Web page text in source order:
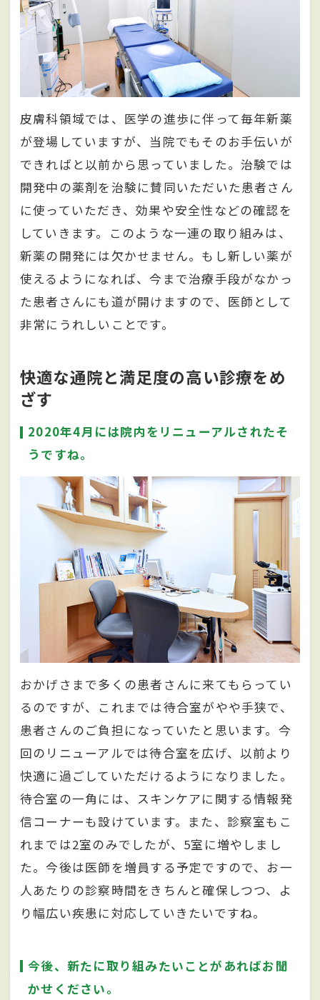
皮膚科領域では、医学の進歩に伴って毎年新薬
が登場していますが、当院でもそのお手伝いが
できればと以前から思っていました。治験では
開発中の薬剤を治験に賛同いただいた患者さん
に使っていただき、効果や安全性などの確認を
していきます。このような一連の取り組みは、
新薬の開発には欠かせません。もし新しい薬が
使えるようになれば、今まで治療手段がなかっ
た患者さんにも道が開けますので、医師として
非常にうれしいことです。
快適な通院と満足度の高い診療をめ
ざす
2020年4月には院内をリニューアルされたそ
うですね。
おかげさまで多くの患者さんに来てもらってい
るのですが、これまでは待合室がやや手狭で、
患者さんのご負担になっていたと思います。今
回のリニューアルでは待合室を広げ、以前より
快適に過ごしていただけるようになりました。
待合室の一角には、スキンケアに関する情報発
信コーナーも設けています。また、診察室もこ
れまでは2室のみでしたが、5室に増やしまし
た。今後は医師を増員する予定ですので、お一
人あたりの診察時間をきちんと確保しつつ、よ
り幅広い疾患に対応していきたいですね。
今後、新たに取り組みたいことがあればお聞
かせください。